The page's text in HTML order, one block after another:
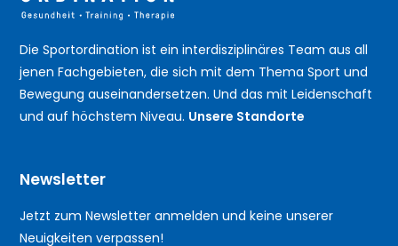
Die Sportordination ist ein interdisziplinäres Team aus all
jenen Fachgebieten, die sich mit dem Thema Sport und
Bewegung auseinandersetzen. Und das mit Leidenschaft
und auf höchstem Niveau. Unsere Standorte
Newsletter
Jetzt zum Newsletter anmelden und keine unserer
Neuigkeiten verpassen!